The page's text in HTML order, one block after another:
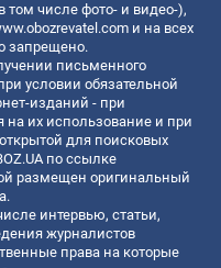
числе фото- и видео-),
и на всех
запрещено.
письменного
условии обязательной
изданий - при
их использование и при
для поисковых
по ссылке
размещен оригинальный
интервью, статьи,
журналистов
права на которые